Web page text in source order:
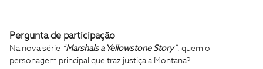
Pergunta de participação
Na nova série “Marshals a Yellowstone Story”, quem o
personagem principal que traz justiça a Montana?